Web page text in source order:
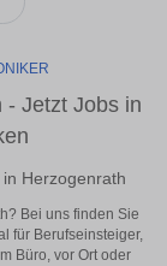
- Jetzt Jobs in
Herzogenrath
Bei uns finden Sie
für Berufseinsteiger,
Büro, vor Ort oder